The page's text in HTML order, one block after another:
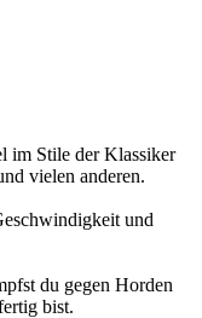
im Stile der Klassiker
vielen anderen.
und
du gegen Horden
bist.